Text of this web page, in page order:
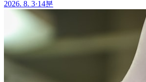
2026. 8. 3·14분